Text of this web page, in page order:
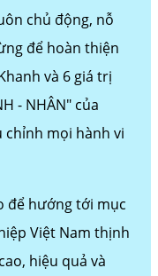
chủ động, nỗ
để hoàn thiện
và 6 giá trị
- NHÂN" của
chỉnh mọi hành vi
để hướng tới mục
Việt Nam thịnh
hiệu quả và